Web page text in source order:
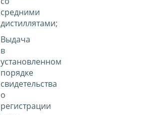
средними
дистиллятами;
Выдача
в
установленном
порядке
свидетельства
о
регистрации